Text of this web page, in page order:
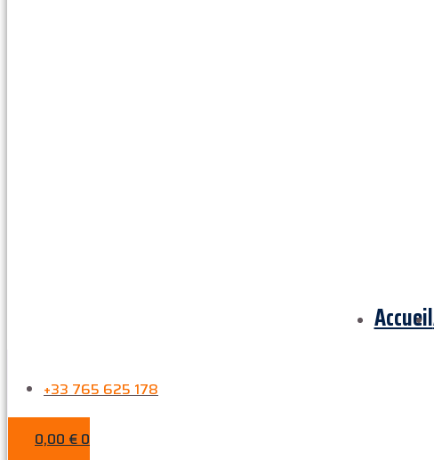
Accueil
+33 765 625 178
0,00€0